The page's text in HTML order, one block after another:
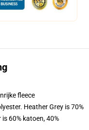
fleece
Heather Grey is 70%
60% katoen, 40%